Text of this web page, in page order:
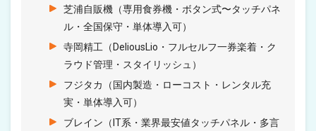
芝浦自販機（専用食券機・ボタン式〜タッチパネ
ル・全国保守・単体導入可）
寺岡精工（DeliousLio・フルセルフ一券楽着・ク
ラウド管理・スタイリッシュ）
フジタカ（国内製造・ローコスト・レンタル充
実・単体導入可）
ブレイン（IT系・業界最安値タッチパネル・多言